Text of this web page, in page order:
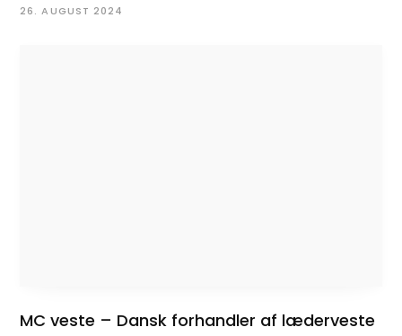
26. AUGUST 2024
MC veste – Dansk forhandler af læderveste